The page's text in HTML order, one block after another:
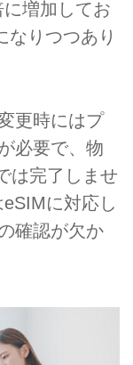
増加してお
なりつつあり
更時にはプ
必要で、物
は完了しませ
に対応し
確認が欠か